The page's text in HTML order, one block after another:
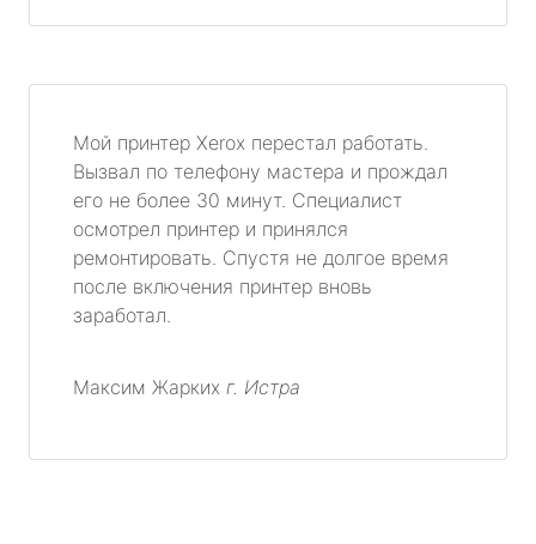
Мой принтер Xerox перестал работать.
Вызвал по телефону мастера и прождал
его не более 30 минут. Специалист
осмотрел принтер и принялся
ремонтировать. Спустя не долгое время
после включения принтер вновь
заработал.
Максим Жарких г. Истра